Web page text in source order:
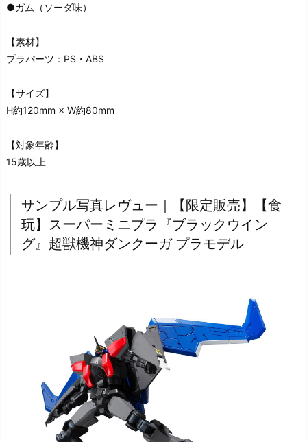
●ガム（ソーダ味）
【素材】
プラパーツ：PS・ABS
【サイズ】
H約120mm × W約80mm
【対象年齢】
15歳以上
サンプル写真レヴュー｜【限定販売】【食
玩】スーパーミニプラ『ブラックウイン
グ』超獣機神ダンクーガ プラモデル